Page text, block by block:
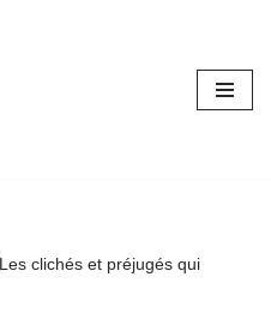
clichés et préjugés qui